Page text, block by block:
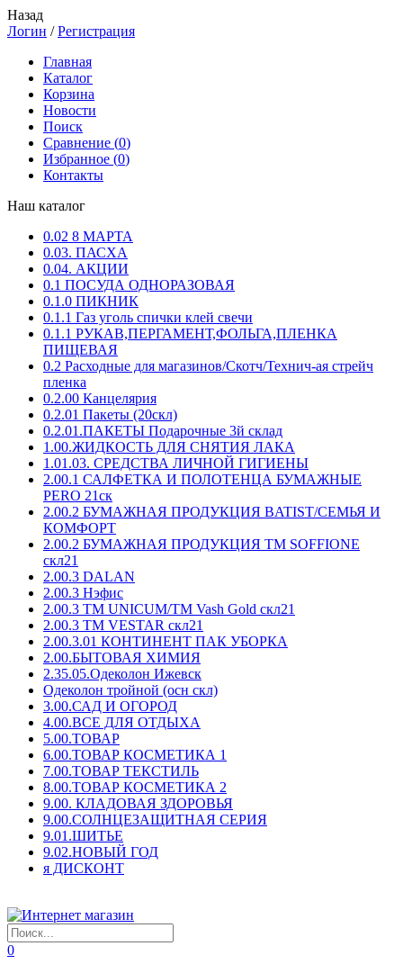
Назад
Логин /Регистрация
Главная
Каталог
Корзина
Новости
Поиск
Сравнение (0)
Избранное (0)
Контакты
Наш каталог
0.02 8 МАРТА
0.03. ПАСХА
0.04. АКЦИИ
0.1 ПОСУДА ОДНОРАЗОВАЯ
0.1.0 ПИКНИК
0.1.1 Газ уголь спички клей свечи
0.1.1 РУКАВ,ПЕРГАМЕНТ,ФОЛЬГА,ПЛЕНКА
ПИЩЕВАЯ
0.2 Расходные для магазинов/Скотч/Технич-ая стрейч
пленка
0.2.00 Канцелярия
0.2.01 Пакеты (20скл)
0.2.01.ПАКЕТЫ Подарочные 3й склад
1.00.ЖИДКОСТЬ ДЛЯ СНЯТИЯ ЛАКА
1.01.03. СРЕДСТВА ЛИЧНОЙ ГИГИЕНЫ
2.00.1 САЛФЕТКА И ПОЛОТЕНЦА БУМАЖНЫЕ
PERO 21ск
2.00.2 БУМАЖНАЯ ПРОДУКЦИЯ BATIST/СЕМЬЯ И
КОМФОРТ
2.00.2 БУМАЖНАЯ ПРОДУКЦИЯ ТМ SOFFIONE
скл21
2.00.3 DALAN
2.00.3 Нэфис
2.00.3 ТМ UNICUM/ТМ Vash Gold скл21
2.00.3 ТМ VESTAR скл21
2.00.3.01 КОНТИНЕНТ ПАК УБОРКА
2.00.БЫТОВАЯ ХИМИЯ
2.35.05.Одеколон Ижевск
Одеколон тройной (осн скл)
3.00.САД И ОГОРОД
4.00.ВСЕ ДЛЯ ОТДЫХА
5.00.ТОВАР
6.00.ТОВАР КОСМЕТИКА 1
7.00.ТОВАР ТЕКСТИЛЬ
8.00.ТОВАР КОСМЕТИКА 2
9.00. КЛАДОВАЯ ЗДОРОВЬЯ
9.00.СОЛНЦЕЗАЩИТНАЯ СЕРИЯ
9.01.ШИТЬЕ
9.02.НОВЫЙ ГОД
я ДИСКОНТ
0